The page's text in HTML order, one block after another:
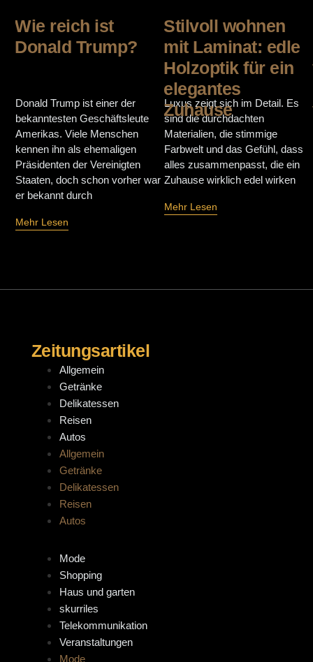
Wie reich ist
Donald Trump?
Donald Trump ist einer der
bekanntesten Geschäftsleute
Amerikas. Viele Menschen
kennen ihn als ehemaligen
Präsidenten der Vereinigten
Staaten, doch schon vorher war
er bekannt durch
Mehr Lesen
Stilvoll wohnen
mit Laminat: edle
Holzoptik für ein
elegantes
Zuhause
Luxus zeigt sich im Detail. Es
sind die durchdachten
Materialien, die stimmige
Farbwelt und das Gefühl, dass
alles zusammenpasst, die ein
Zuhause wirklich edel wirken
Mehr Lesen
Zeitungsartikel
Allgemein
Getränke
Delikatessen
Reisen
Autos
Allgemein
Getränke
Delikatessen
Reisen
Autos
Mode
Shopping
Haus und garten
skurriles
Telekommunikation
Veranstaltungen
Mode